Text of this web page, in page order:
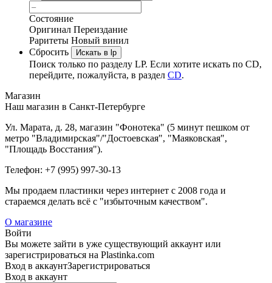
Состояние
Оригинал Переиздание
Раритеты Новый винил
Сбросить
Искать в lp
Поиск только по разделу LP. Если хотите искать по CD,
перейдите, пожалуйста, в раздел CD.
Магазин
Наш магазин в Санкт-Петербурге
Ул. Марата, д. 28, магазин "Фонотека" (5 минут пешком от
метро "Владимирская"/"Достоевская", "Маяковская",
"Площадь Восстания").
Телефон: +7 (995) 997-30-13
Мы продаем пластинки через интернет c 2008 года и
стараемся делать всё с "избыточным качеством".
О магазине
Войти
Вы можете зайти в уже существующий аккаунт или
зарегистрироваться на Plastinka.com
Вход в аккаунтЗарегистрироваться
Вход в аккаунт